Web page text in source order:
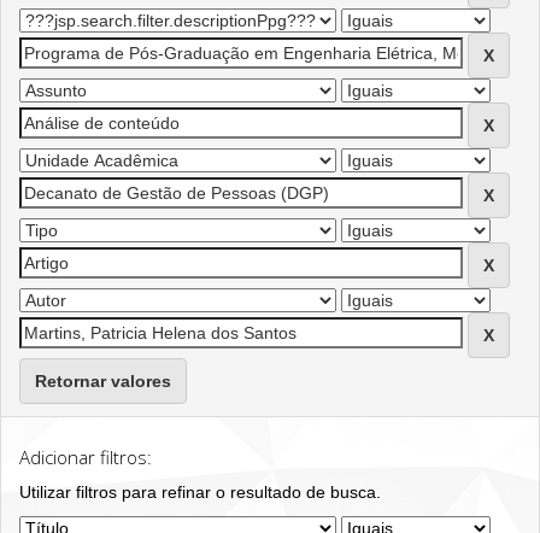
Retornar valores
Adicionar filtros:
Utilizar filtros para refinar o resultado de busca.